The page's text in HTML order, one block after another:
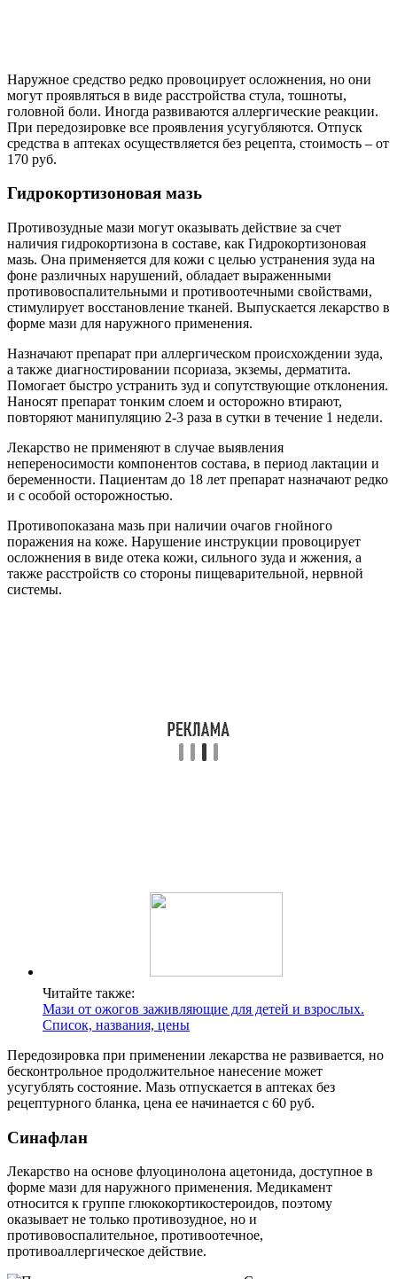
Наружное средство редко провоцирует осложнения, но они
могут проявляться в виде расстройства стула, тошноты,
головной боли. Иногда развиваются аллергические реакции.
При передозировке все проявления усугубляются. Отпуск
средства в аптеках осуществляется без рецепта, стоимость – от
170 руб.
Гидрокортизоновая мазь
Противозудные мази могут оказывать действие за счет
наличия гидрокортизона в составе, как Гидрокортизоновая
мазь. Она применяется для кожи с целью устранения зуда на
фоне различных нарушений, обладает выраженными
противовоспалительными и противоотечными свойствами,
стимулирует восстановление тканей. Выпускается лекарство в
форме мази для наружного применения.
Назначают препарат при аллергическом происхождении зуда,
а также диагностировании псориаза, экземы, дерматита.
Помогает быстро устранить зуд и сопутствующие отклонения.
Наносят препарат тонким слоем и осторожно втирают,
повторяют манипуляцию 2-3 раза в сутки в течение 1 недели.
Лекарство не применяют в случае выявления
непереносимости компонентов состава, в период лактации и
беременности. Пациентам до 18 лет препарат назначают редко
и с особой осторожностью.
Противопоказана мазь при наличии очагов гнойного
поражения на коже. Нарушение инструкции провоцирует
осложнения в виде отека кожи, сильного зуда и жжения, а
также расстройств со стороны пищеварительной, нервной
системы.
Читайте также:
Мази от ожогов заживляющие для детей и взрослых.
Список, названия, цены
Передозировка при применении лекарства не развивается, но
бесконтрольное продолжительное нанесение может
усугублять состояние. Мазь отпускается в аптеках без
рецептурного бланка, цена ее начинается с 60 руб.
Синафлан
Лекарство на основе флуоцинолона ацетонида, доступное в
форме мази для наружного применения. Медикамент
относится к группе глюкокортикостероидов, поэтому
оказывает не только противозудное, но и
противовоспалительное, противоотечное,
противоаллергическое действие.